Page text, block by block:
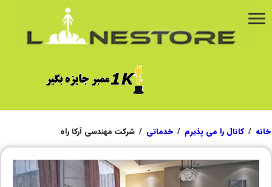
خانه / کانال را می پذیرم / خدماتی / شرکت مهندسی آرکا راه